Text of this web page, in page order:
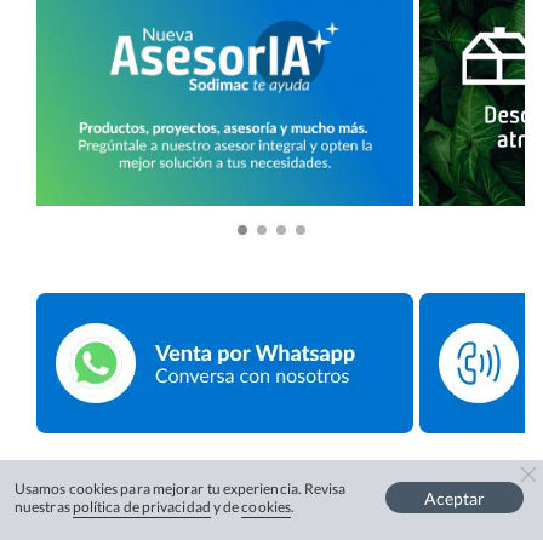
Usamos cookies para mejorar tu experiencia. Revisa
nuestras política de privacidad y decookies. Aceptar